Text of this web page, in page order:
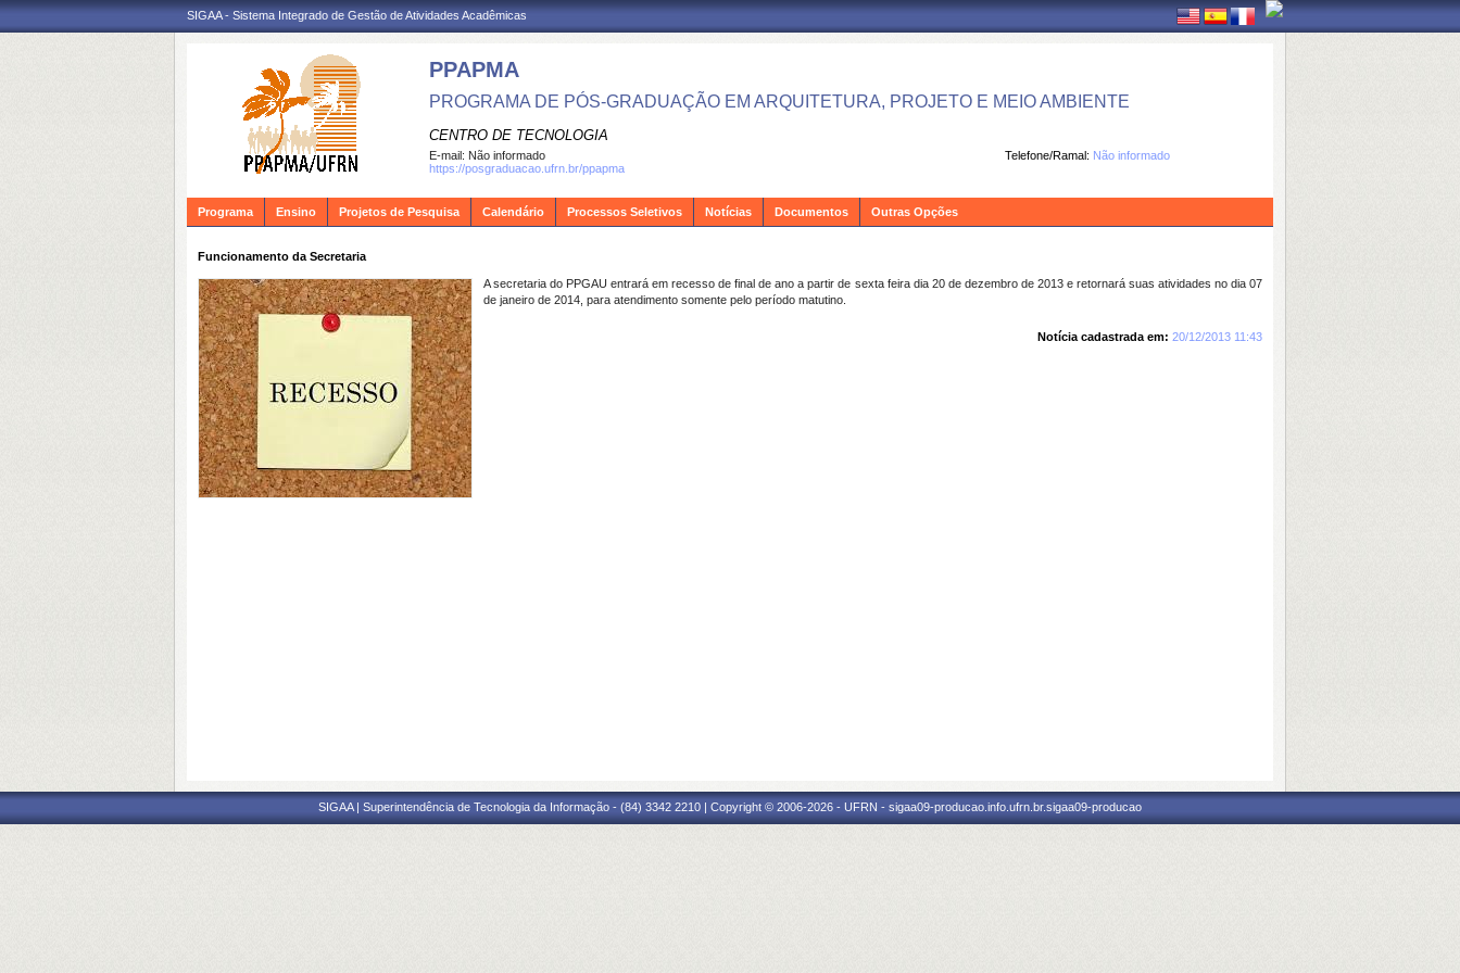
SIGAA - Sistema Integrado de Gestão de Atividades Acadêmicas
PPAPMA
PROGRAMA DE PÓS-GRADUAÇÃO EM ARQUITETURA, PROJETO E MEIO AMBIENTE
CENTRO DE TECNOLOGIA
Telefone/Ramal: Não informado
E-mail: Não informado
https://posgraduacao.ufrn.br/ppapma
Programa Ensino Projetos de Pesquisa Calendário Processos Seletivos Notícias Documentos Outras Opções
Funcionamento da Secretaria
A secretaria do PPGAU entrará em recesso de final de ano a partir de sexta feira dia 20 de dezembro de 2013 e retornará suas atividades no dia 07
de janeiro de 2014, para atendimento somente pelo período matutino.
Notícia cadastrada em: 20/12/2013 11:43
SIGAA | Superintendência de Tecnologia da Informação - (84) 3342 2210 | Copyright © 2006-2026 - UFRN - sigaa09-producao.info.ufrn.br.sigaa09-producao